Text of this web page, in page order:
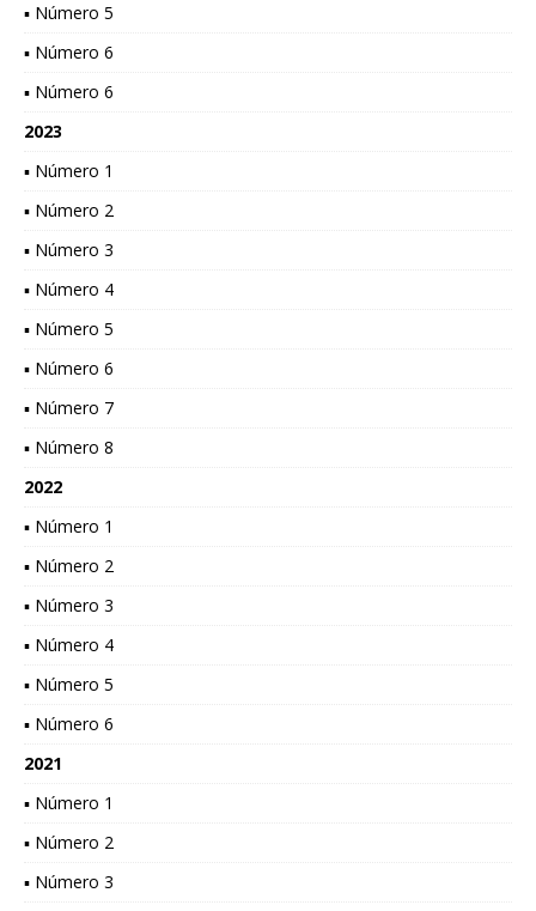
▪ Número 5
▪ Número 6
▪ Número 6
2023
▪ Número 1
▪ Número 2
▪ Número 3
▪ Número 4
▪ Número 5
▪ Número 6
▪ Número 7
▪ Número 8
2022
▪ Número 1
▪ Número 2
▪ Número 3
▪ Número 4
▪ Número 5
▪ Número 6
2021
▪ Número 1
▪ Número 2
▪ Número 3